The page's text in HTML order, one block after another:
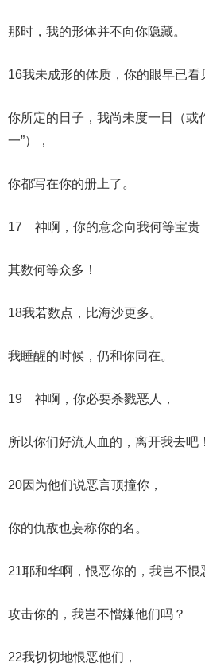
那时，我的形体并不向你隐藏。
16我未成形的体质，你的眼早已看
你所定的日子，我尚未度一日（或
一”），
你都写在你的册上了。
17 神啊，你的意念向我何等宝贵
其数何等众多！
18我若数点，比海沙更多。
我睡醒的时候，仍和你同在。
19 神啊，你必要杀戮恶人，
所以你们好流人血的，离开我去吧！
20因为他们说恶言顶撞你，
你的仇敌也妄称你的名。
21耶和华啊，恨恶你的，我岂不恨
攻击你的，我岂不憎嫌他们吗？
22我切切地恨恶他们，